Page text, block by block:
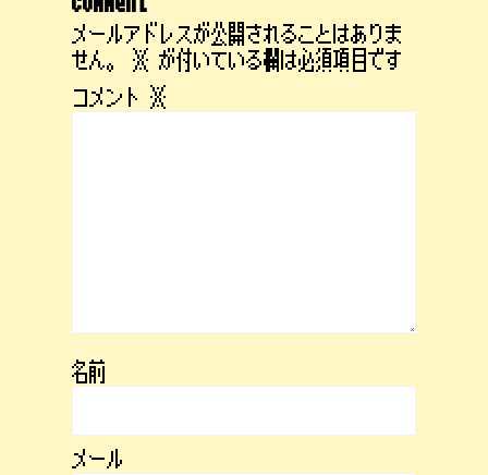
メールアドレスが公開されることはありま
せん。
※ が付いている欄は必須項目です
コメント ※
名前
メール